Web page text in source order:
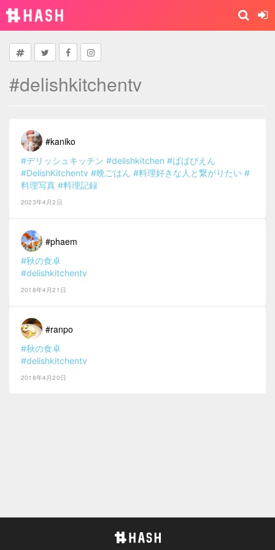
#delishkitchentv
#kaniko
#デリッシュキッチン #delishkitchen #ぱぱぴえん
#DelishKitchentv #晩ごはん #料理好きな人と繋がりたい #
料理写真 #料理記録
2023年4月2日
#phaem
#秋の食卓
#delishkitchentv
2018年4月21日
#ranpo
#秋の食卓
#delishkitchentv
2018年4月20日